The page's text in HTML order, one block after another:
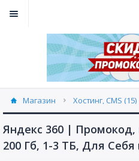
Магазин Хостинг, CMS (15)
Яндекс 360 |
200 Гб, 1-3 ТБ, Для